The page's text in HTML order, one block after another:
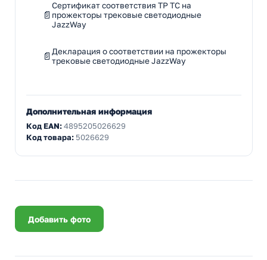
Сертификат соответствия ТР ТС на
прожекторы трековые светодиодные
JazzWay
Декларация о соответствии на прожекторы
трековые светодиодные JazzWay
Дополнительная информация
Код EAN:4895205026629
Код товара: 5026629
Добавить фото